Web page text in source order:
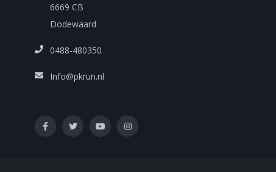
6669 CB
Dodewaard
0488-480350
Info@pkrun.nl